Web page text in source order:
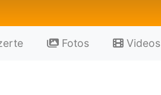
Fotos Videos